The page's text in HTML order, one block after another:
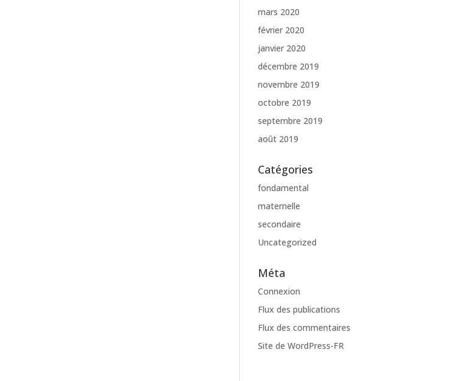
mars 2020
février 2020
janvier 2020
décembre 2019
novembre 2019
octobre 2019
septembre 2019
août 2019
Catégories
fondamental
maternelle
secondaire
Uncategorized
Méta
Connexion
Flux des publications
Flux des commentaires
Site de WordPress-FR